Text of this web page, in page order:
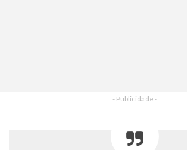
- Publicidade -